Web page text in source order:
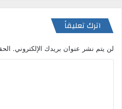
اترك تعليقاً
لن يتم نشر عنوان بريدك الإلكتروني.